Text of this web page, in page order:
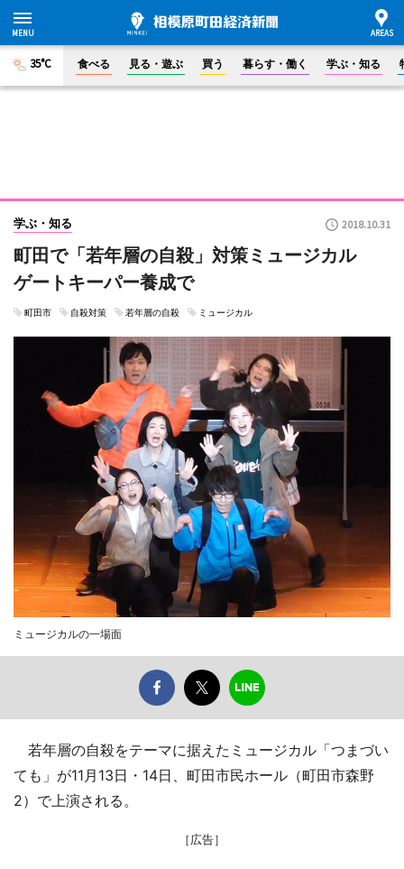
35°C 食べる 見る・遊ぶ 買う 暮らす・働く 学ぶ・知る
学ぶ・知る 2018.10.31
町田で「若年層の自殺」対策ミュージカル
ゲートキーパー養成で
町田市 自殺対策 若年層の自殺 ミュージカル
ミュージカルの一場面
若年層の自殺をテーマに据えたミュージカル「つまづい
ても」が11月13日・14日、町田市民ホール（町田市森野
2）で上演される。
［広告］